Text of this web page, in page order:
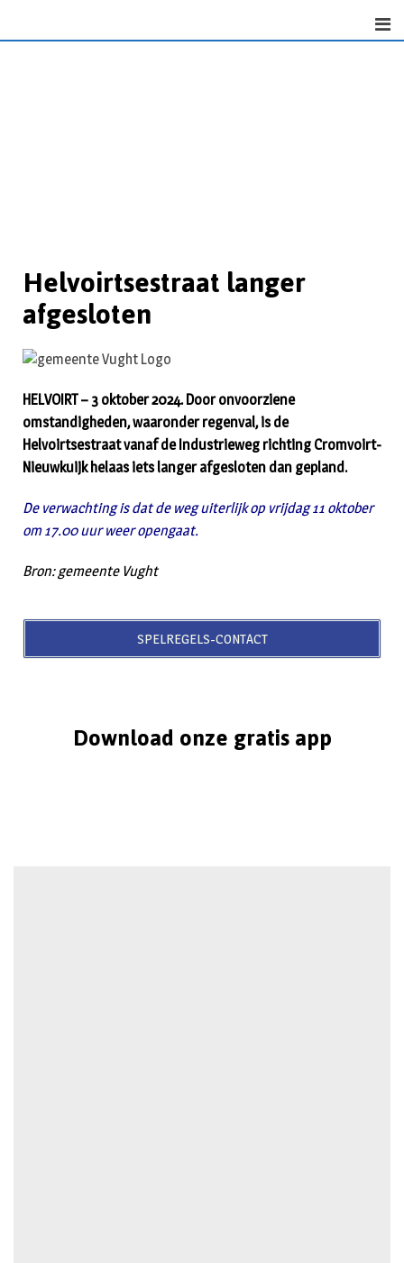
Helvoirtsestraat langer
afgesloten
HELVOIRT – 3 oktober 2024. Door onvoorziene
omstandigheden, waaronder regenval, is de
Helvoirtsestraat vanaf de Industrieweg richting Cromvoirt-
Nieuwkuijk helaas iets langer afgesloten dan gepland.
De verwachting is dat de weg uiterlijk op vrijdag 11 oktober
om 17.00 uur weer opengaat.
Bron: gemeente Vught
SPELREGELS-CONTACT
Download onze gratis app